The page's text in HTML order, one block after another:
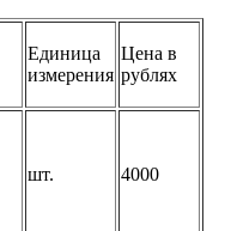
Единица
измерения
Цена в
рублях
шт. 4000